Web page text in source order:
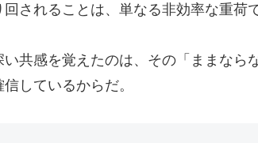
されることは、単なる非効率な重荷
い共感を覚えたのは、その「ままなら
しているからだ。